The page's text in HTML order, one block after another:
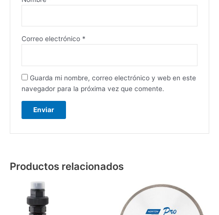
Correo electrónico *
Guarda mi nombre, correo electrónico y web en este
navegador para la próxima vez que comente.
Productos relacionados